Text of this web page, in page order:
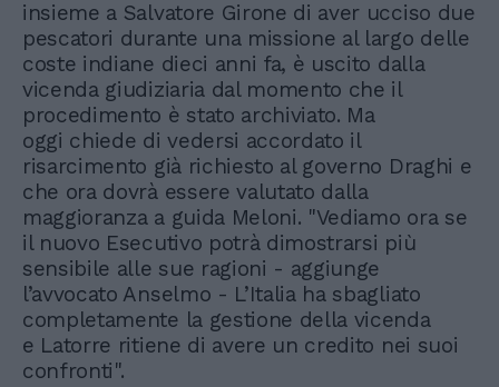
insieme a Salvatore Girone di aver ucciso due
pescatori durante una missione al largo delle
coste indiane dieci anni fa, è uscito dalla
vicenda giudiziaria dal momento che il
procedimento è stato archiviato. Ma
oggi chiede di vedersi accordato il
risarcimento già richiesto al governo Draghi e
che ora dovrà essere valutato dalla
maggioranza a guida Meloni. "Vediamo ora se
il nuovo Esecutivo potrà dimostrarsi più
sensibile alle sue ragioni - aggiunge
l’avvocato Anselmo - L’Italia ha sbagliato
completamente la gestione della vicenda
e Latorre ritiene di avere un credito nei suoi
confronti".